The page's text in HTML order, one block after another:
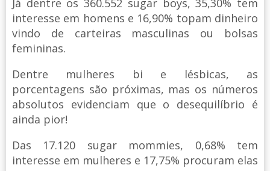
Já dentre os 360.552 sugar boys, 35,30% tem
interesse em homens e 16,90% topam dinheiro
vindo de carteiras masculinas ou bolsas
femininas.
Dentre mulheres bi e lésbicas, as
porcentagens são próximas, mas os números
absolutos evidenciam que o desequilíbrio é
ainda pior!
Das 17.120 sugar mommies, 0,68% tem
interesse em mulheres e 17,75% procuram elas